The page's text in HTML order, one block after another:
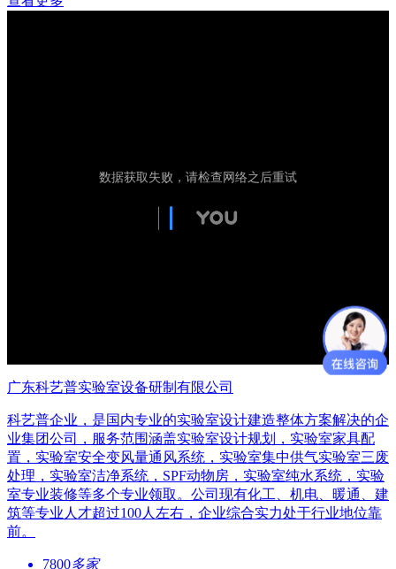
广东科艺普实验室设备研制有限公司
科艺普企业，是国内专业的实验室设计建造整体方案解决的企
业集团公司，服务范围涵盖实验室设计规划，实验室家具配
置，实验室安全变风量通风系统，实验室集中供气实验室三废
处理，实验室洁净系统，SPF动物房，实验室纯水系统，实验
室专业装修等多个专业领取。公司现有化工、机电、暖通、建
筑等专业人才超过100人左右，企业综合实力处于行业地位靠
前。
7800多家